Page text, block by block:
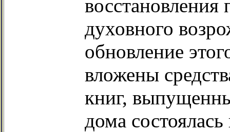
духовного
обновление
вложены
книг,
дома